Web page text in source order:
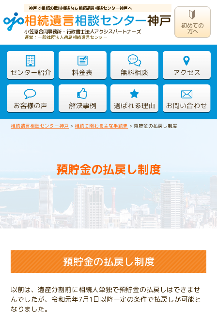
神戸で相続の無料相談なら相続遺言相談センター神戸へ
小笠原合同事務所・行政書士法人アクシスパートナーズ
運営：一般社団法人徳島相続遺言センター
初めての
方へ
相続遺言相談センター神戸 >相続に関わる主な手続き >預貯金の払戻し制度
預貯金の払戻し制度
預貯金の払戻し制度
以前は、遺産分割前に相続人単独で預貯金の払戻しはできませ
んでしたが、令和元年7月1日以降一定の条件で払戻しが可能と
なりました。